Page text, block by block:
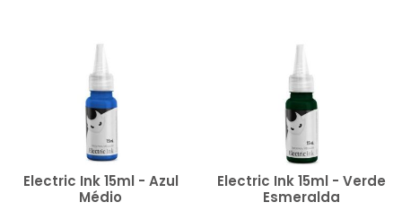
Electric Ink 15ml - Azul
Médio
Electric Ink 15ml - Verde
Esmeralda